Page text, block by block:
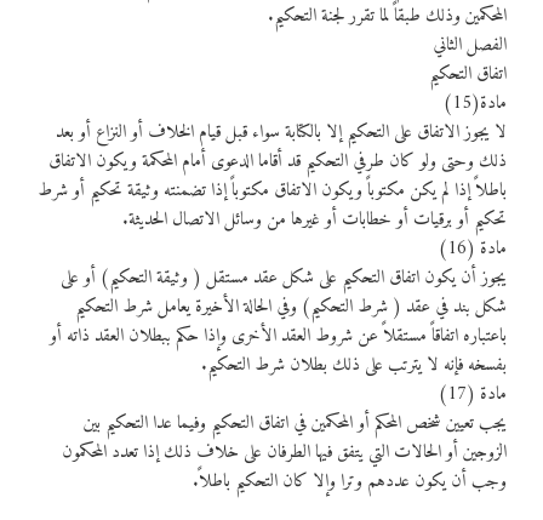
المحكمين وذلك طبقاً لما تقرر لجنة التحكيم.
الفصل الثاني
اتفاق التحكيم
مادة(15)
لا يجوز الاتفاق على التحكيم إلا بالكتابة سواء قبل قيام الخلاف أو النزاع أو بعد
ذلك وحتى ولو كان طرفي التحكيم قد أقاما الدعوى أمام المحكمة ويكون الاتفاق
باطلاً إذا لم يكن مكتوباً ويكون الاتفاق مكتوباً إذا تضمنته وثيقة تحكيم أو شرط
تحكيم أو برقيات أو خطابات أو غيرها من وسائل الاتصال الحديثة.
مادة (16)
يجوز أن يكون اتفاق التحكيم على شكل عقد مستقل ( وثيقة التحكيم) أو على
شكل بند في عقد ( شرط التحكيم) وفي الحالة الأخيرة يعامل شرط التحكيم
باعتباره اتفاقاً مستقلاً عن شروط العقد الأخرى وإذا حكم ببطلان العقد ذاته أو
بفسخه فإنه لا يترتب على ذلك بطلان شرط التحكيم.
مادة (17)
يجب تعيين شخص المحكم أو المحكمين في اتفاق التحكيم وفيما عدا التحكيم بين
الزوجين أو الحالات التي يتفق فيها الطرفان على خلاف ذلك إذا تعدد المحكمون
وجب أن يكون عددهم وترا وإلا كان التحكيم باطلاً.